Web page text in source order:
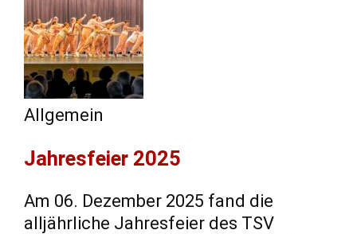
Allgemein
Jahresfeier 2025
Am 06. Dezember 2025 fand die
alljährliche Jahresfeier des TSV